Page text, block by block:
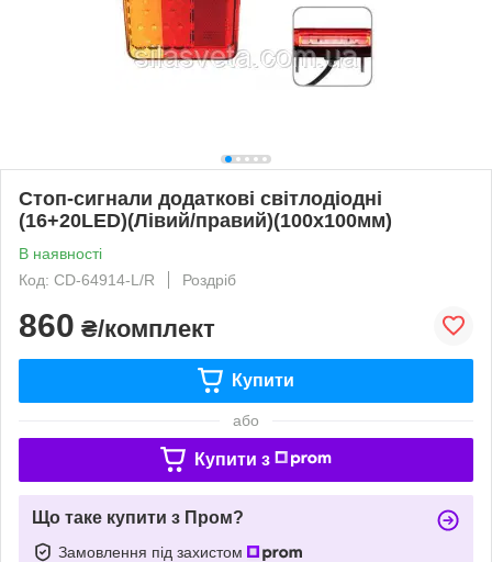
Стоп-сигнали додаткові світлодіодні
(16+20LED)(Лівий/правий)(100х100мм)
В наявності
Код: CD-64914-L/R
Роздріб
860 ₴/комплект
Купити
або
Купити з
Що таке купити з Пром?
Замовлення під захистом